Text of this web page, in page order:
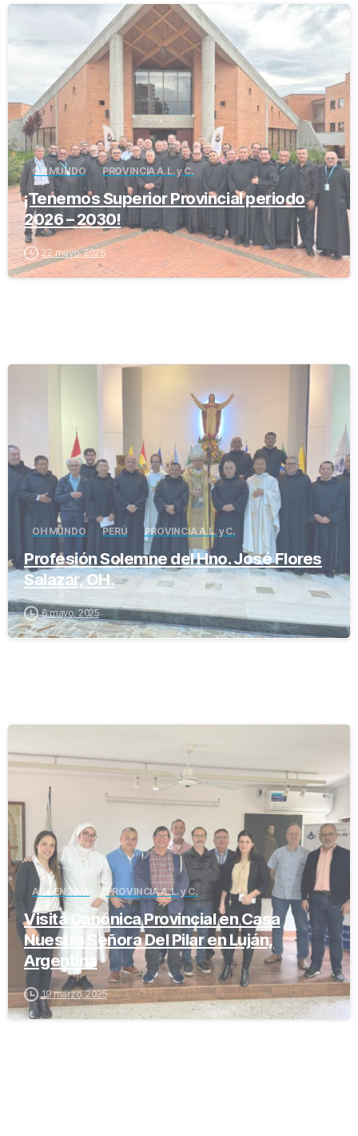
OH MUNDO PROVINCIA A.L. y C.
¡Tenemos Superior Provincial periodo
2026 – 2030!
22 mayo, 2026
OH MUNDO PERÚ PROVINCIA A.L. y C.
Profesión Solemne del Hno. José Flores
Salazar, OH.
6 mayo, 2025
ARGENTINA PROVINCIA A.L. y C.
Visita Canónica Provincial en Casa
Nuestra Señora Del Pilar en Luján,
Argentina
19 marzo, 2025